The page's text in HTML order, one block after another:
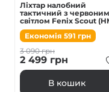
Ліхтар налобний
тактичний з червоним
світлом Fenix Scout
V2.0) | Лімітована серія
Економія 591 грн
3 090грн
2 499 грн
В кошик